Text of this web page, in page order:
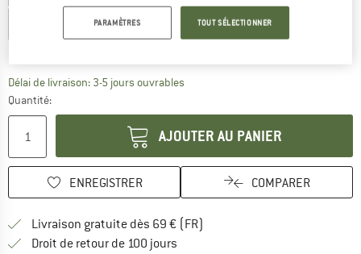
40 EU
Délai de livraison: 3-5 jours ouvrablesLe lien s'ouvre dans une boîte
Quantité:
AJOUTER AU PANIER
ENREGISTRER COMPARER
Livraison gratuite dès 69 € (FR)
Droit de retour de 100 jours
PARAMÈTRES TOUT SÉLECTIONNER